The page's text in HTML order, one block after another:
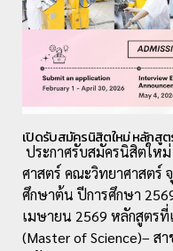
เปิดรับสมัครนิสิตใหม่ หลักสูต
ประกาศรับสมัครนิสิตให
ศาสตร์ คณะวิทยาศาสตร์
ศึกษาต้น ปีการศึกษา
เมษายน 2569 หลักสูตร
(Master of Science)– ส